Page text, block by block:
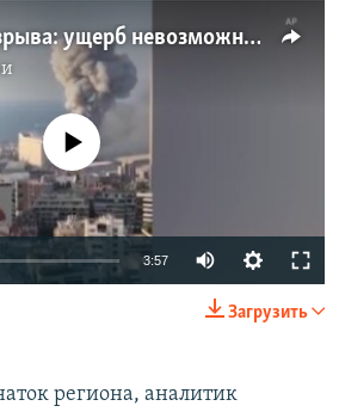
Бейрут после взрыва: ущерб невозможно оценить
source currently available
3:57
240p
Загрузить
региона, аналитик